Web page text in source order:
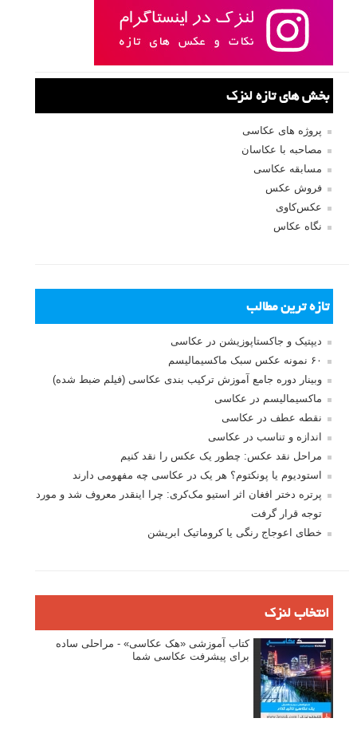
بخش های تازه لنزک
پروژه های عکاسی
مصاحبه با عکاسان
مسابقه عکاسی
فروش عکس
عکس‌کاوی
نگاه عکاس
تازه ترین مطالب
دیپتیک و جاکستا‌پوزیشن در عکاسی
۶۰ نمونه عکس سبک ماکسیمالیسم
وبینار دوره جامع آموزش ترکیب بندی عکاسی (فیلم ضبط شده)
ماکسیمالیسم در عکاسی
نقطه عطف در عکاسی
اندازه و تناسب در عکاسی
مراحل نقد عکس: چطور یک عکس را نقد کنیم
استودیوم یا پونکتوم؟ هر یک در عکاسی چه مفهومی دارند
پرتره دختر افغان اثر استیو مک‌کری: چرا اینقدر معروف شد و مورد
توجه قرار گرفت
خطای اعوجاج رنگی یا کروماتیک ابریشن
انتخاب لنزک
کتاب آموزشی «هک عکاسی» - مراحلی ساده
برای پیشرفت عکاسی شما